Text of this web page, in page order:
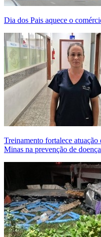
Dia dos Pais aquece o
Treinamento fortalece atuação
Minas na prevenção de